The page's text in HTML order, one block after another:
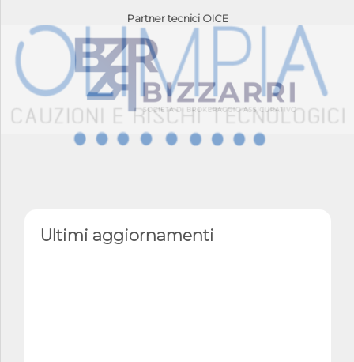
Partner tecnici OICE
Ultimi aggiornamenti